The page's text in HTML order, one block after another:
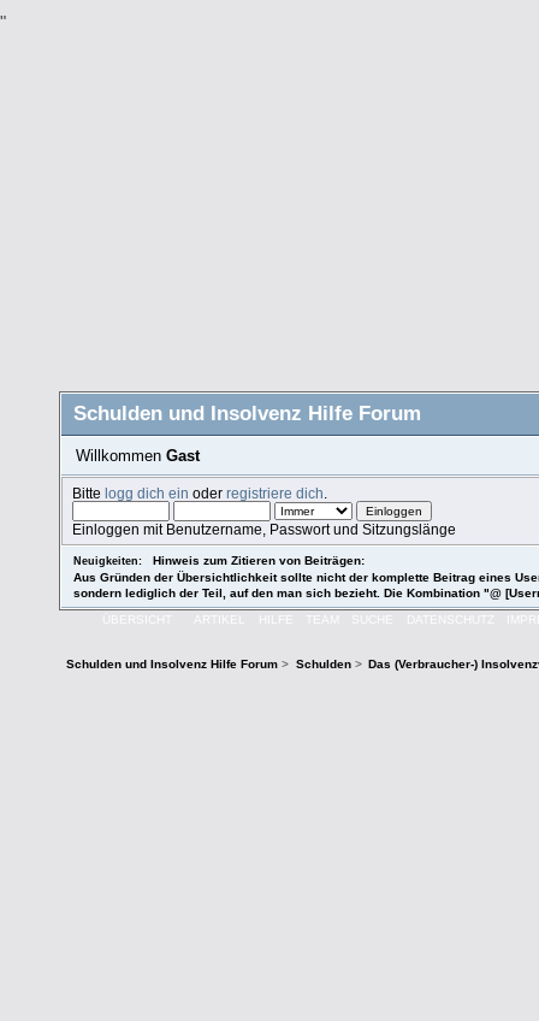
"
Schulden und Insolvenz Hilfe Forum
Willkommen Gast
Bittelogg dich ein oderregistriere dich
Einloggen mit Benutzername, Passwort und Sitzungslänge
Neuigkeiten:
Hinweis zum Zitieren von Beiträgen:
Aus Gründen der Übersichtlichkeit sollte nicht der komplette Beitrag eines
sondern lediglich der Teil, auf den man sich bezieht. Die Kombination "@
ÜBERSICHT ARTIKEL HILFE TEAM SUCHE DATENSCHUTZ
Schulden und Insolvenz Hilfe Forum > Schulden> Das (Verbraucher-)